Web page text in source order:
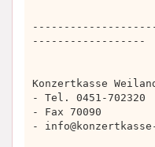
------------------
Konzertkasse
- Tel. 0451-702320
- Fax 70090
-